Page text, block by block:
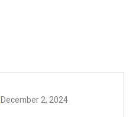
December 2, 2024